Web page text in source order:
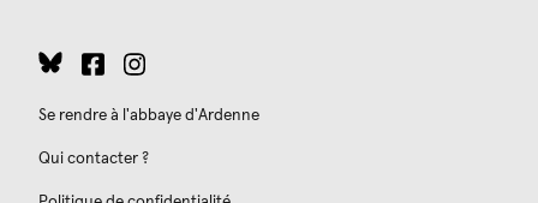
Se rendre à l'abbaye d'Ardenne
Qui contacter ?